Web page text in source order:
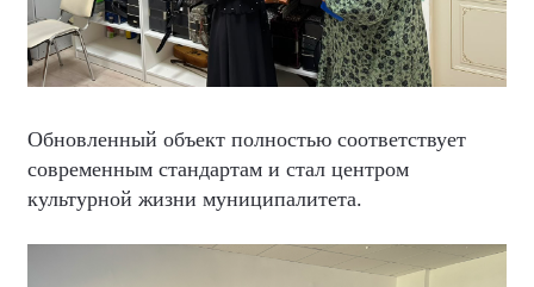
Обновленный объект полностью соответствует
современным стандартам и стал центром
культурной жизни муниципалитета.